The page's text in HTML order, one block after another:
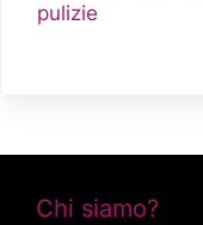
pulizie
Chi siamo?